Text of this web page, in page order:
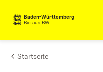
Zum Inhalt springen
Baden-Württemberg
Bio aus BW
Startseite